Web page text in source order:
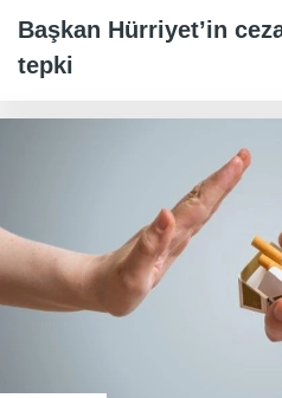
Başkan Hürriyet’in
tepki